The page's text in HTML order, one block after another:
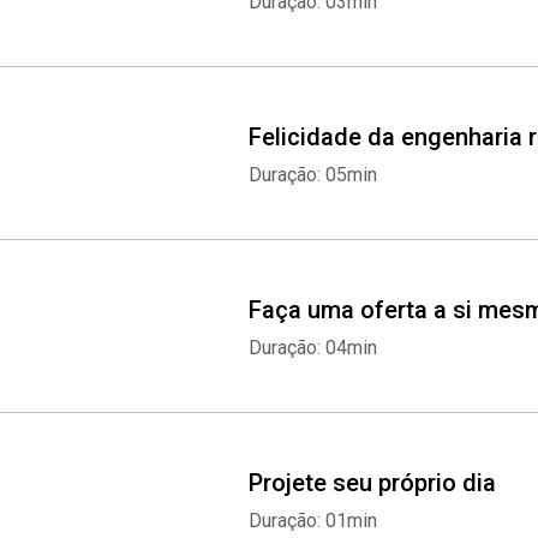
Felicidade da engenharia
Duração: 05min
Faça uma oferta a si
Duração: 04min
Projete seu próprio dia
Duração: 01min